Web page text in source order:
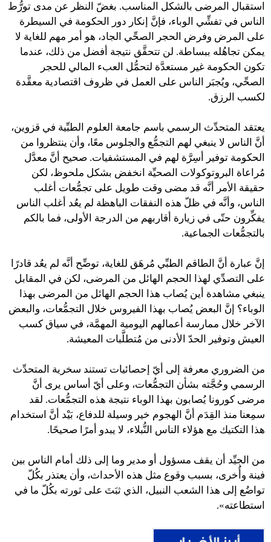
استقبال المرضى بالشكل المناسب. بغضّ النظر عن مدى تورُّط
الناس في تفشِّي الوباء، فإنَّ إنكار دور الحكومة في السيطرة
على المرض وفرض الحجر الصحِّي الجاد، هو أمر مهم للغاية لا
يمكن تجاهُله ببساطة. لن تتحقَّق نتيجة أفضل من ذلك، عندما
تكون الحكومة غير مستعدَّة لتحمُّل العبء المالي للحجر
الصحِّي، ويُجبَر الناس على العمل في ظروف اقتصادية معقَّدة
لكسب الرزق.
يعتقد المتحدِّث الرسمي باسم جامعة العلوم الطبِّية في قزوين،
أنَّ الناس لا ينبغي لهم التجمُّع والجلوس معًا، وأن ينتظروا من
الحكومة توفير أسِرَّة لهم في المستشفيات. صحيح أنَّ معدَّل
مُراعاة البروتوكولات الصحيِّة انخفض بشكل ملحوظ، لكن
حقيقة الأمر أنَّه قد مضى وقت طويل على تجمُّعات أغلب
الناس، وأنَّه في ظلّ هذه النفقات الباهظة لم يعُد أغلب الناس
يفكِّرون حتّى في زيارة أقاربهم من الدرجة الأولى، فما بالكم
بالتجمُّعات الجماعية.
إنَّ عبارة أنَّ الطاقم الطبِّي مُرهَق للغاية، توضِّح أنَّه لم يعُد قادرًا
على التصدِّي لهذا الحجم الهائل من المرضى، لكن في المقابل
ينبغي مشاهدة أين يُصاب هذا الحجم الهائل من المرضى بهذا
الوباء؟ إنَّ البعض يُصاب بهذا الفيروس خلال التجمُّعات، والبعض
الآخر خلال ممارسة أعمالهم اليومية المهمَّة، في سياق كسب
العيش وتوفير الحدّ الأدنى من مُتطلَّبات المعيشة.
من الضروري معرفة إلى أيّ إحصائيات تستند سخرية المتحدِّث
الرسمي وحُجَّته بشأن التجمُّعات، وعلى أيّ أساس يرى أنَّ
مرضى كورونا يُصابون بهذا الوباء نتيجة هذه التجمُّعات. لقد
سمِعنا منذ القِدَم أنَّ الهجوم خير وسيلة للدفاع، بَيْد أنَّ استخدام
هذا التكتيك مع هؤلاء الناس النُّبلاء، لا يبدو أمرًا صحيحًا.
من الجيِّد أن يقف مسؤول أو مدير وما إلى ذلك أمام الناس بين
فينة وأُخرى، بسبب وقوع مثل هذه الأحداث، وأن يعتذر بكُلّ
تواضُع إلى هذا الشعب النبيل، الذي ثبَتَ على ثورته بكُلّ ما في
استطاعته».